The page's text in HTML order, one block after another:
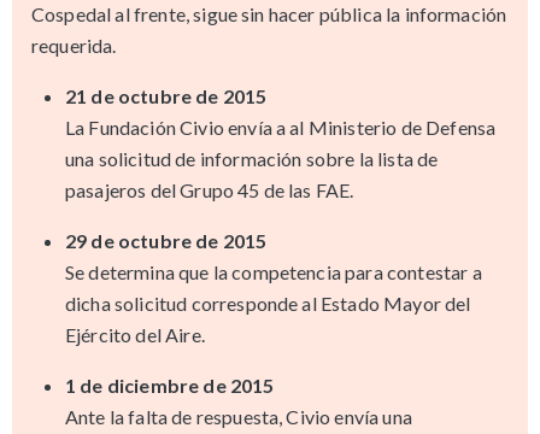
Cospedal al frente, sigue sin hacer pública la información
requerida.
21 de octubre de 2015
La Fundación Civio envía a al Ministerio de Defensa
una solicitud de información sobre la lista de
pasajeros del Grupo 45 de las FAE.
29 de octubre de 2015
Se determina que la competencia para contestar a
dicha solicitud corresponde al Estado Mayor del
Ejército del Aire.
1 de diciembre de 2015
Ante la falta de respuesta, Civio envía una